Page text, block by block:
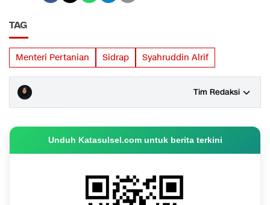
TAG
Menteri Pertanian Sidrap Syahruddin Alrif
Tim Redaksi
Unduh Katasulsel.com untuk berita terkini